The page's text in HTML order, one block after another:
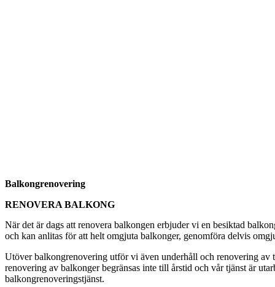
Balkongrenovering
RENOVERA BALKONG
När det är dags att renovera balkongen erbjuder vi en besiktad
och kan anlitas för att helt omgjuta balkonger, genomföra delvis
Utöver balkongrenovering utför vi även underhåll och renovering av
renovering av balkonger begränsas inte till årstid och vår tjänst är
balkongrenoveringstjänst.